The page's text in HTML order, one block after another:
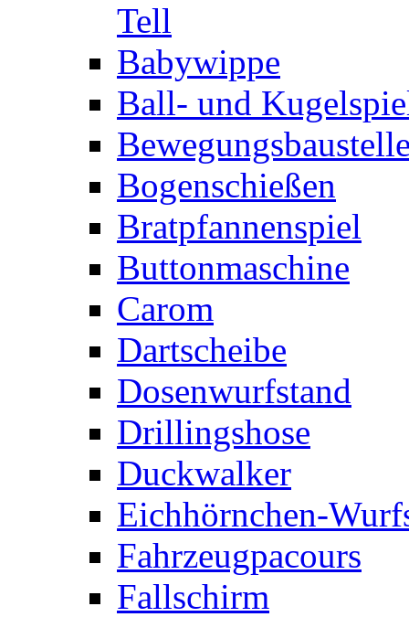
Tell
Babywippe
Ball- und
Bogenschießen
Bratpfannenspiel
Buttonmaschine
Carom
Dartscheibe
Dosenwurfstand
Drillingshose
Duckwalker
Eichhörnchen-
Fahrzeugpacours
Fallschirm